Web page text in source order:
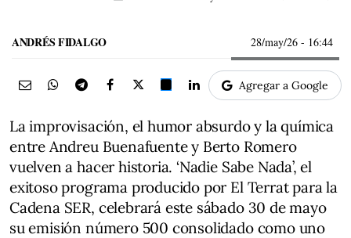
ANDRÉS FIDALGO 28/may/26 - 16:44
Agregar a Google
La improvisación, el humor absurdo y la química
entre Andreu Buenafuente y Berto Romero
vuelven a hacer historia. ‘Nadie Sabe Nada’, el
exitoso programa producido por El Terrat para la
Cadena SER, celebrará este sábado 30 de mayo
su emisión número 500 consolidado como uno